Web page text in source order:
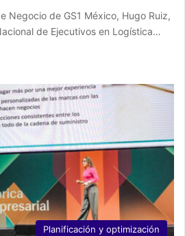
Negocio de GS1 México, Hugo Ruiz,
de Ejecutivos en Logística…
Planificación y optimización